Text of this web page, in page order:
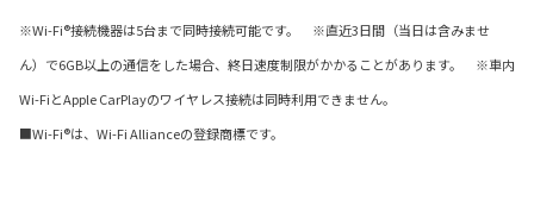
※Wi-Fi®接続機器は5台まで同時接続可能です。 ※直近3日間（当日は含みませ
ん）で6GB以上の通信をした場合、終日速度制限がかかることがあります。 ※車内
Wi-FiとApple CarPlayのワイヤレス接続は同時利用できません。
■Wi-Fi®は、Wi-Fi Allianceの登録商標です。